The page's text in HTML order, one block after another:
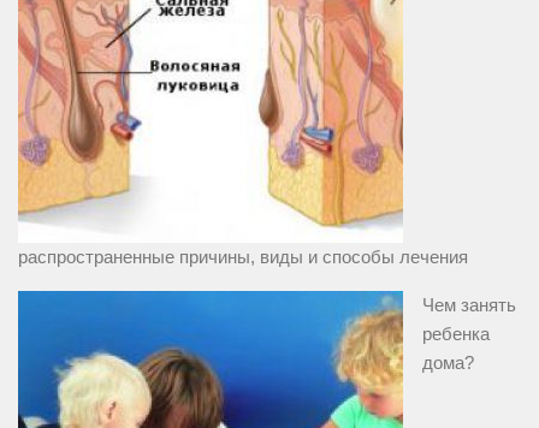
распространенные причины, виды и способы лечения
Чем занять
ребенка
дома?